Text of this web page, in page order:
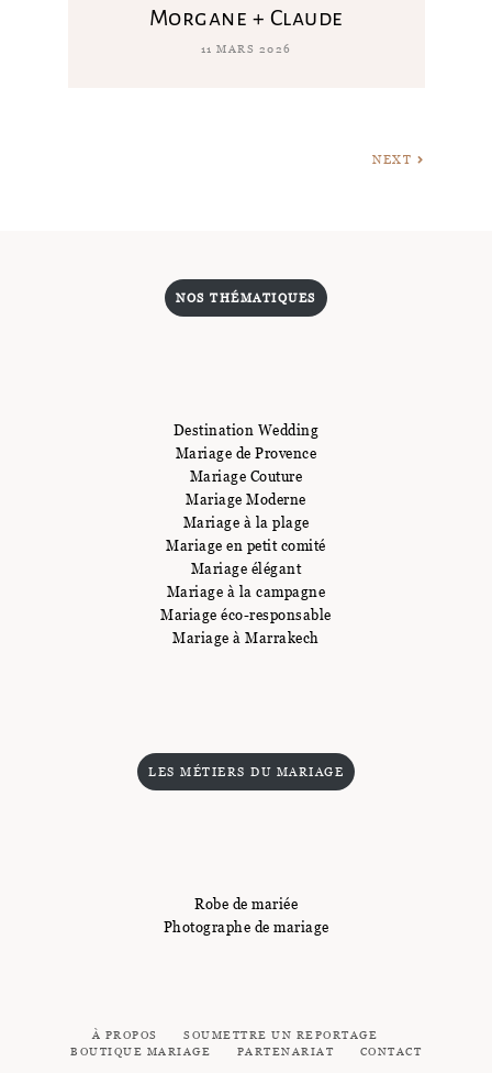
Morgane + Claude
11 MARS 2026
NEXT
NOS THÉMATIQUES
Destination Wedding
Mariage de Provence
Mariage Couture
Mariage Moderne
Mariage à la plage
Mariage en petit comité
Mariage élégant
Mariage à la campagne
Mariage éco-responsable
Mariage à Marrakech
LES MÉTIERS DU MARIAGE
Robe de mariée
Photographe de mariage
À PROPOS
SOUMETTRE UN REPORTAGE
BOUTIQUE MARIAGE
PARTENARIAT CONTACT